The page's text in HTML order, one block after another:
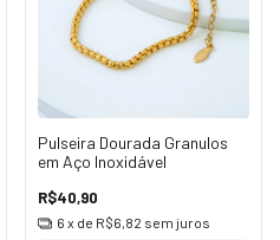
Pulseira Dourada Granulos
em Aço Inoxidável
R$40,90
6 x de R$6,82 sem juros